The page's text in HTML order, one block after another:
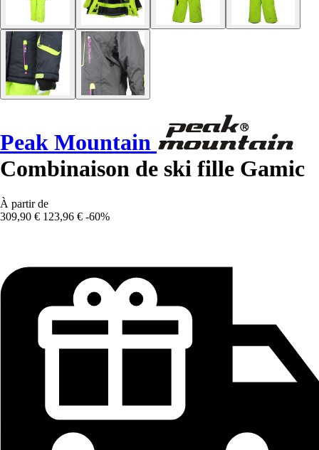
Peak Mountain
Combinaison de ski fille Gamic
À partir de
309,90 € 123,96 € -60%